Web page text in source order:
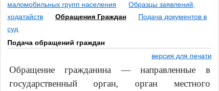
маломобильных групп населения
Образцы заявлений,
ходатайств
Обращения Граждан
Подача документов в
суд
Подача обращений граждан
версия для печати
Обращение гражданина — направленные в
государственный орган, орган местного